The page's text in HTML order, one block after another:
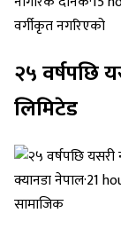
वर्गीकृत नगरिएको
२५ वर्षपछि
लिमिटेड
क्यानडा नेपाल·21
सामाजिक